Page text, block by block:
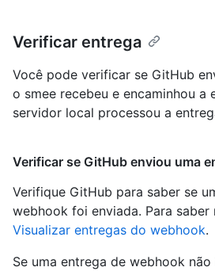
Verificar entrega
Você pode verificar se GitHub
o smee recebeu e encaminhou a
servidor local processou a
Verificar se GitHub enviou uma
Verifique GitHub para saber se
webhook foi enviada. Para saber
Visualizar entregas do webhook.
Se uma entrega de webhook